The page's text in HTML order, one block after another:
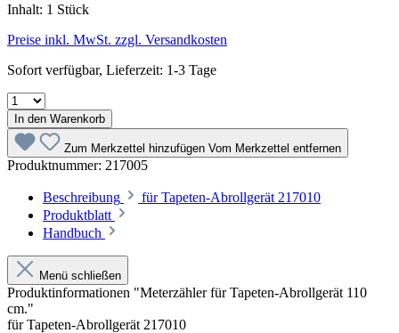
Inhalt: 1 Stück
Preise inkl. MwSt. zzgl. Versandkosten
Sofort verfügbar, Lieferzeit: 1-3 Tage
In den Warenkorb
Zum Merkzettel hinzufügen Vom Merkzettel entfernen
Produktnummer: 217005
Beschreibung
für Tapeten-Abrollgerät 217010
Produktblatt
Handbuch
Menü schließen
Produktinformationen "Meterzähler für Tapeten-Abrollgerät 110
cm."
für Tapeten-Abrollgerät 217010